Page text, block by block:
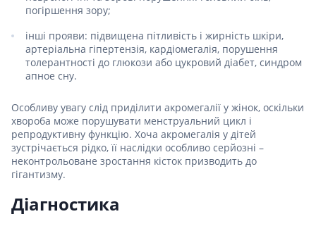
погіршення зору;
інші прояви: підвищена пітливість і жирність шкіри,
артеріальна гіпертензія, кардіомегалія, порушення
толерантності до глюкози або цукровий діабет, синдром
апное сну.
Особливу увагу слід приділити акромегалії у жінок, оскільки
хвороба може порушувати менструальний цикл і
репродуктивну функцію. Хоча акромегалія у дітей
зустрічається рідко, її наслідки особливо серйозні –
неконтрольоване зростання кісток призводить до
гігантизму.
Діагностика